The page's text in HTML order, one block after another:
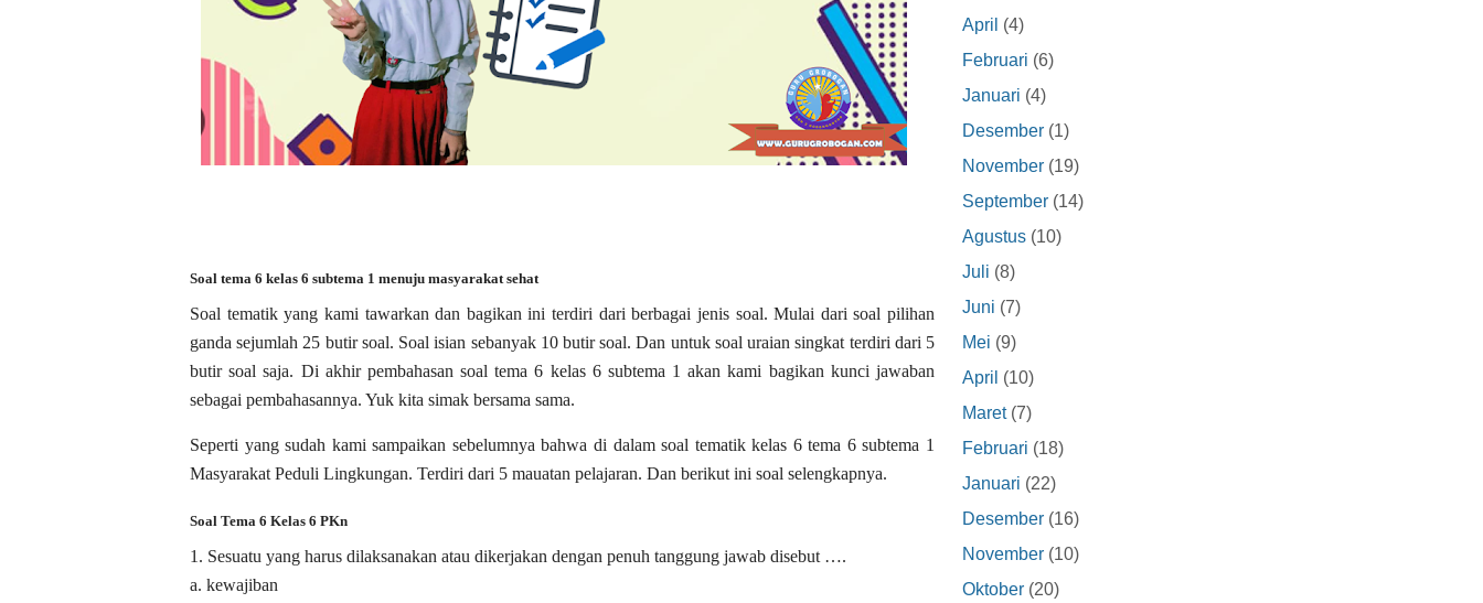
Soal tema 6 kelas 6 subtema 1 menuju masyarakat sehat
Soal tematik yang kami tawarkan dan bagikan ini terdiri dari berbagai jenis soal. Mulai dari soal pilihan
ganda sejumlah 25 butir soal. Soal isian sebanyak 10 butir soal. Dan untuk soal uraian singkat terdiri dari 5
butir soal saja. Di akhir pembahasan soal tema 6 kelas 6 subtema 1 akan kami bagikan kunci jawaban
sebagai pembahasannya. Yuk kita simak bersama sama.
Seperti yang sudah kami sampaikan sebelumnya bahwa di dalam soal tematik kelas 6 tema 6 subtema 1
Masyarakat Peduli Lingkungan. Terdiri dari 5 mauatan pelajaran. Dan berikut ini soal selengkapnya.
Soal Tema 6 Kelas 6 PKn
1. Sesuatu yang harus dilaksanakan atau dikerjakan dengan penuh tanggung jawab disebut ….
a. kewajiban
April (4)
Februari (6)
Januari (4)
Desember (1)
November (19)
September (14)
Agustus (10)
Juli (8)
Juni (7)
Mei (9)
April (10)
Maret(7)
Februari (18)
Januari (22)
Desember (16)
November (10)
Oktober (20)